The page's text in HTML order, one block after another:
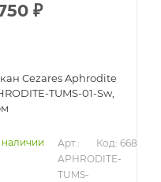
₽
Cezares Aphrodite
TUMS-01-Sw,
наличии
Арт.:
APHRODITE-
TUMS-
Код: 66847